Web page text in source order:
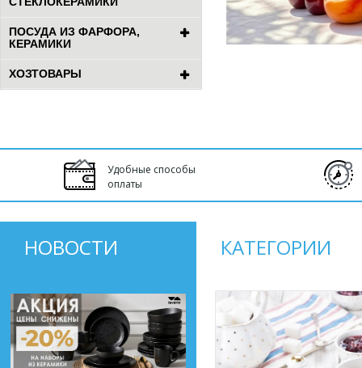
ПОСУДА ИЗ ФАРФОРА,
КЕРАМИКИ
ХОЗТОВАРЫ
Удобные способы
оплаты
НОВОСТИ КАТЕГОРИИ